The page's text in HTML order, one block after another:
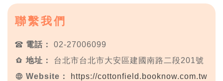
聯繫我們
電話：
02-27006099
地址：
台北市台北市大安區建國南路二段201號
Website：
https://cottonfield.booknow.com.tw